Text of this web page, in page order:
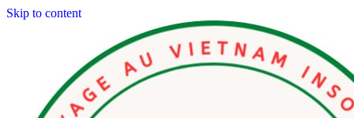
Skip to content